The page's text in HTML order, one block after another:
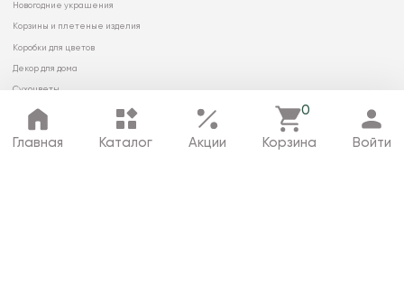
Главная Каталог Акции
0
Корзина Войти
Новогодние украшения
Корзины и плетеные изделия
Коробки для цветов
Декор для дома
Сухоцветы
© 2026 ООО «МИРРЭЙ»